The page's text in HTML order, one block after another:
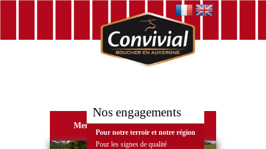
Menu
Nos engagements
Pour notre terroir et notre région
Pour les signes de qualité